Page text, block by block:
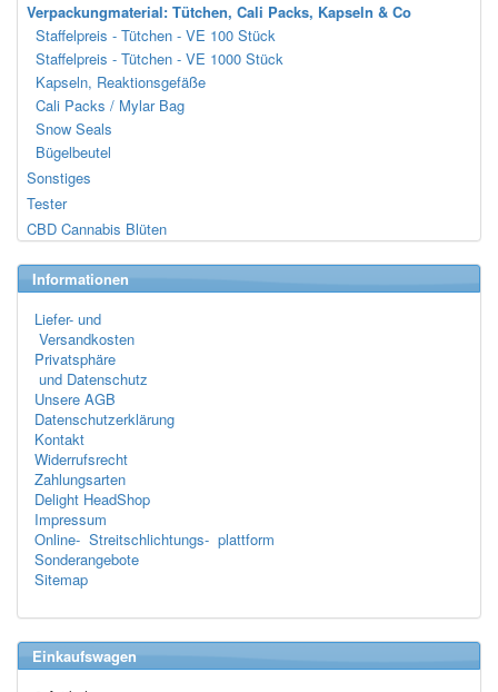
Verpackungmaterial: Tütchen, Cali Packs, Kapseln & Co
Staffelpreis - Tütchen - VE 100 Stück
Staffelpreis - Tütchen - VE 1000 Stück
Kapseln, Reaktionsgefäße
Cali Packs / Mylar Bag
Snow Seals
Bügelbeutel
Sonstiges
Tester
CBD Cannabis Blüten
Informationen
Liefer- und
Versandkosten
Privatsphäre
und Datenschutz
Unsere AGB
Datenschutzerklärung
Kontakt
Widerrufsrecht
Zahlungsarten
Delight HeadShop
Impressum
Online- Streitschlichtungs- plattform
Sonderangebote
Sitemap
Einkaufswagen